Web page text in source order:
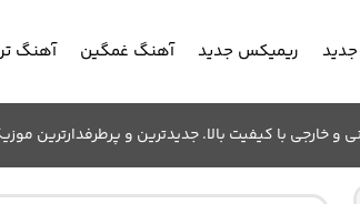
ریمیکس جدید آهنگ غمگین آهنگ
خارجی با کیفیت بالا. جدیدترین و پرطرفدارترین